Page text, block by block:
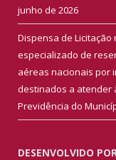
junho de 2026
Dispensa de Licitação
especializado de
aéreas nacionais por
destinados a atender
Previdência do
DESENVOLVIDO